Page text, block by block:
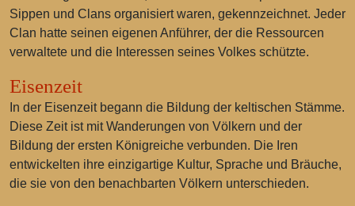
Sippen und Clans organisiert waren, gekennzeichnet. Jeder
Clan hatte seinen eigenen Anführer, der die Ressourcen
verwaltete und die Interessen seines Volkes schützte.
Eisenzeit
In der Eisenzeit begann die Bildung der keltischen Stämme.
Diese Zeit ist mit Wanderungen von Völkern und der
Bildung der ersten Königreiche verbunden. Die Iren
entwickelten ihre einzigartige Kultur, Sprache und Bräuche,
die sie von den benachbarten Völkern unterschieden.